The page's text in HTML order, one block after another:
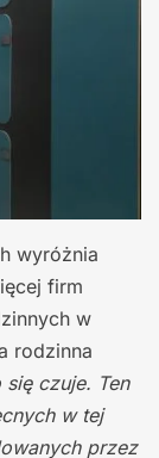
wyróżnia
firm
w
rodzinna
się czuje. Ten
w tej
przez